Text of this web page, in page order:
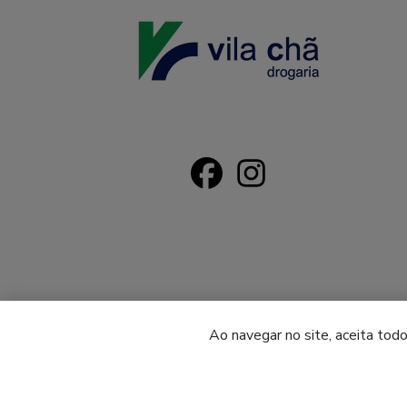
Ao navegar no site, aceita